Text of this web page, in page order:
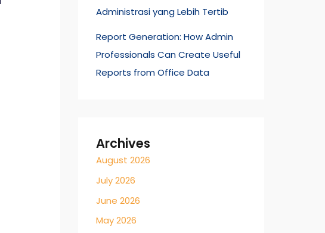
Administrasi yang Lebih Tertib
Report Generation: How Admin
Professionals Can Create Useful
Reports from Office Data
Archives
August 2026
July 2026
June 2026
May 2026